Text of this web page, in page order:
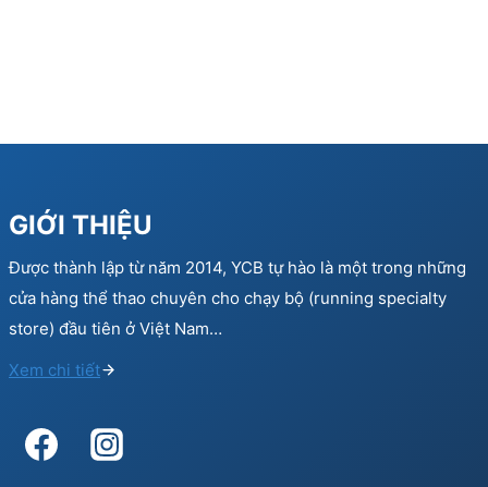
GIỚI THIỆU
Được thành lập từ năm 2014, YCB tự hào là một trong những
cửa hàng thể thao chuyên cho chạy bộ (running specialty
store) đầu tiên ở Việt Nam…
Xem chi tiết